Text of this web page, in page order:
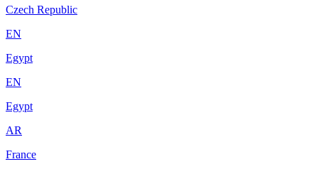
Czech Republic
EN
Egypt
EN
Egypt
AR
France